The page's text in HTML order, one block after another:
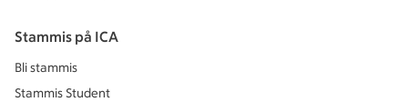
Stammis på ICA
Bli stammis
Stammis Student